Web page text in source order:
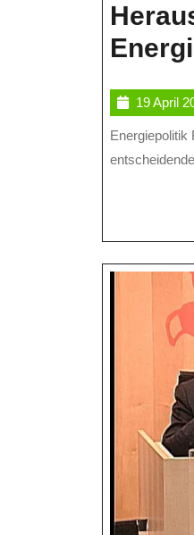
19 April
Energiepolitik Referat: Die Bedeutung von Energiepolitik für die Zukunft Die Energiepolitik spielt eine